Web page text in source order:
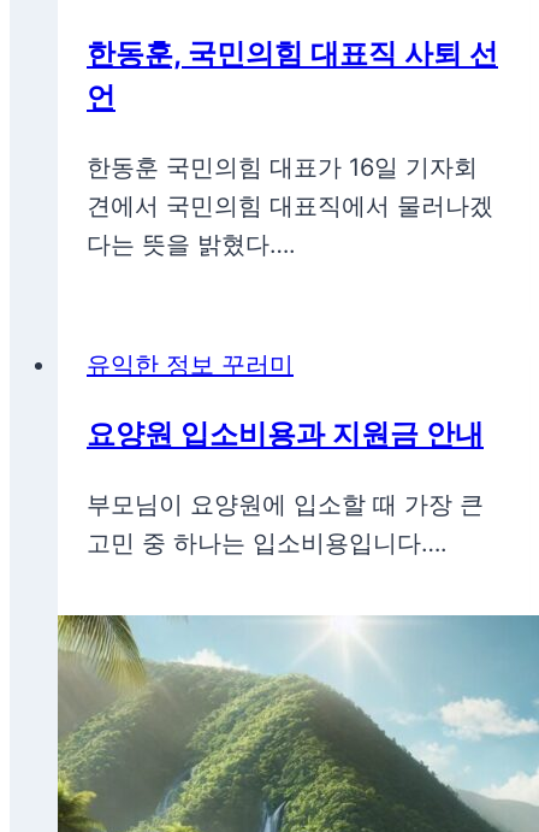
한동훈, 국민의힘 대표직 사퇴 선
언
한동훈 국민의힘 대표가 16일 기자회
견에서 국민의힘 대표직에서 물러나겠
다는 뜻을 밝혔다….
유익한 정보 꾸러미
요양원 입소비용과 지원금 안내
부모님이 요양원에 입소할 때 가장 큰
고민 중 하나는 입소비용입니다….